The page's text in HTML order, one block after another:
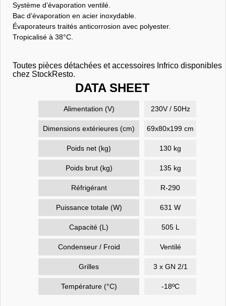
Système d’évaporation ventilé.
Bac d’évaporation en acier inoxydable.
Évaporateurs traités anticorrosion avec polyester.
Tropicalisé à 38°C.
Toutes pièces détachées et accessoires Infrico disponibles
chez StockResto.
DATA SHEET
Alimentation (V) 230V / 50Hz
Dimensions extérieures (cm) 69x80x199 cm
Poids net (kg) 130 kg
Poids brut (kg) 135 kg
Réfrigérant R-290
Puissance totale (W) 631 W
Capacité (L) 505 L
Condenseur / Froid Ventilé
Grilles 3 x GN 2/1
Température (°C) -18ºC